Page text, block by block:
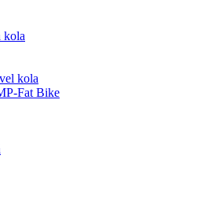
kola
kola
Fat Bike